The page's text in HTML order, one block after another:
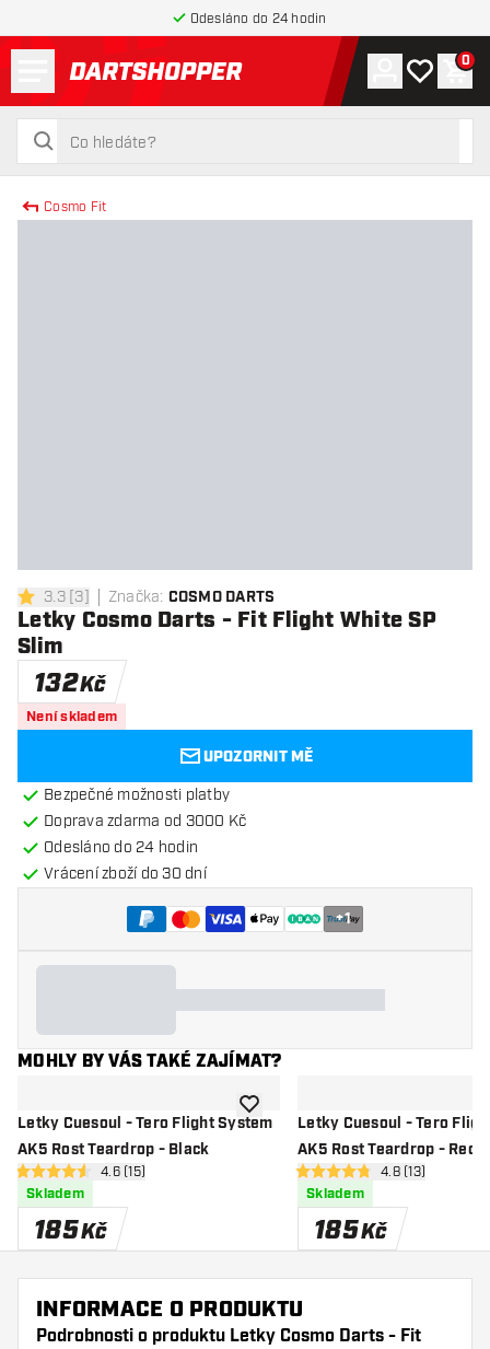
Odesláno do 24 hodin
Zpět na hlavní stránku
hledat
hledat
ÚčetMůj 0
Cosmo Fit
3.3 hodnoticí hvězdičky
3.3[3] Značka: COSMO DARTS
Letky Cosmo Darts - Fit Flight White SP
Slim
132Kč
Není skladem
UPOZORNIT MĚ
Bezpečné možnosti platby
Doprava zdarma od 3000 Kč
Odesláno do 24 hodin
Vrácení zboží do 30 dní
+1
MOHLY BY VÁS TAKÉ ZAJÍMAT?
Letky Cuesoul - Tero Flight System
AK5 Rost Teardrop - Black
otevřít panel recenzí
4.6 hodnoticí hvězdičky
4.6 (15)
Skladem
185Kč
Přidat do seznamu přání
Letky Cuesoul - Tero
AK5 Rost Teardrop - Red
otevřít panel
4.8 hodnoticí hvězdičky
4.8 (13)
Skladem
185Kč
INFORMACE O PRODUKTU
Podrobnosti o produktu Letky Cosmo Darts - Fit